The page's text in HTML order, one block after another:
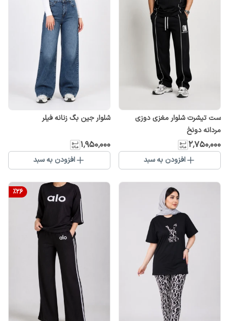
ست تیشرت شلوار مغزی دوزی
مردانه دونخ
۲٬۷۵۰٬۰۰۰
افزودن به سبد
شلوار جین بگ زنانه فیلر
۱٬۹۵۰٬۰۰۰
افزودن به سبد
%26